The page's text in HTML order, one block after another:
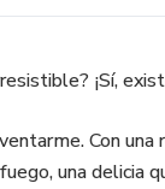
¡Sí,
Con una
una delicia